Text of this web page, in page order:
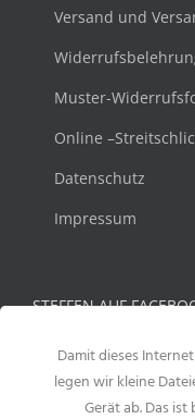
Versand und
Muster-
Online
Datenschutz
Impressum
STEFFEN AUF
Damit dieses
legen wir kleine
Gerät ab. Das